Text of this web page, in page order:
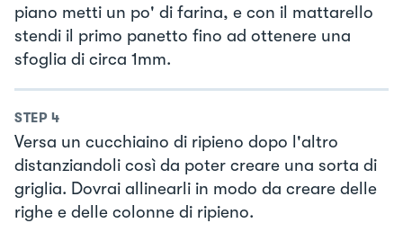
piano metti un po' di farina, e con il mattarello
stendi il primo panetto fino ad ottenere una
sfoglia di circa 1mm.
STEP 4
Versa un cucchiaino di ripieno dopo l'altro
distanziandoli così da poter creare una sorta di
griglia. Dovrai allinearli in modo da creare delle
righe e delle colonne di ripieno.